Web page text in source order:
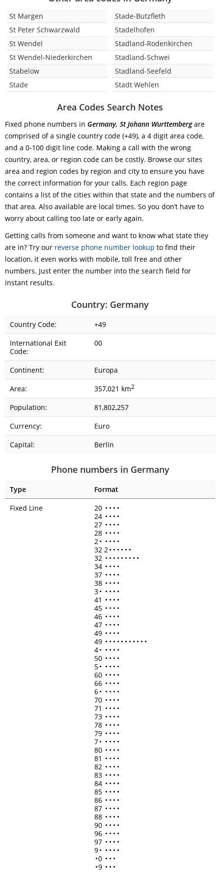
St Margen
St Peter Schwarzwald
St Wendel
St Wendel-Niederkirchen
Stabelow
Stade
Stade-Butzfleth
Stadelhofen
Stadland-Rodenkirchen
Stadland-Schwei
Stadland-Seefeld
Stadt Wehlen
Area Codes Search Notes
Fixed phone numbers in Germany, St Johann Wurttembergare
comprised of a single country code (+49), a 4 digit area code,
and a 0-100 digit line code. Making a call with the wrong
country, area, or region code can be costly. Browse our sites
area and region codes by region and city to ensure you have
the correct information for your calls. Each region page
contains a list of the cities within that state and the numbers of
that area. Also available are local times. So you don’t have to
worry about calling too late or early again.
Getting calls from someone and want to know what state they
are in? Try our reverse phone number lookup to find their
location, it even works with mobile, toll free and other
numbers. Just enter the number into the search field for
instant results.
Country: Germany
Country Code:
+49
International Exit
Code:
00
Continent:
Europa
Area:
357,021 km2
Population:
81,802,257
Currency:
Euro
Capital:
Berlin
Phone numbers in Germany
Type
Format
Fixed Line
20 • • • •
24 • • • •
27 • • • •
28 • • • •
2• • • • •
32 2• • • • • •
32 • • • • • • • • •
34 • • • •
37 • • • •
38 • • • •
3• • • • •
41 • • • •
45 • • • •
46 • • • •
47 • • • •
49 • • • •
49 • • • • • • • • • • •
4• • • • •
50 • • • •
5• • • • •
60 • • • •
66 • • • •
6• • • • •
70 • • • •
71 • • • •
73 • • • •
78 • • • •
79 • • • •
7• • • • •
80 • • • •
81 • • • •
82 • • • •
83 • • • •
84 • • • •
85 • • • •
86 • • • •
87 • • • •
88 • • • •
90 • • • •
96 • • • •
97 • • • •
9• • • • •
•0 • • •
•9 • • •